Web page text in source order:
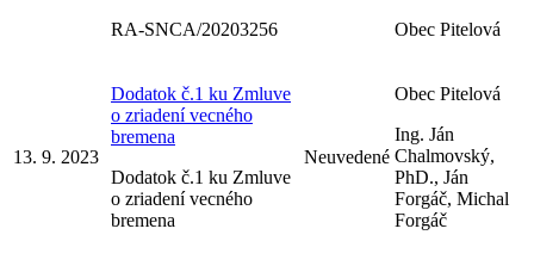
RA-SNCA/20203256
Obec Pitelová
13. 9. 2023
Dodatok č.1 ku Zmluve
o zriadení vecného
bremena
Dodatok č.1 ku Zmluve
o zriadení vecného
bremena
Neuvedené
Obec Pitelová
Ing. Ján
Chalmovský,
PhD., Ján
Forgáč, Michal
Forgáč